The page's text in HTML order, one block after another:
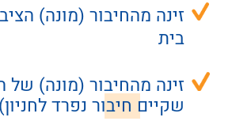
בית
שקיים חיבור נפרד לחניון)